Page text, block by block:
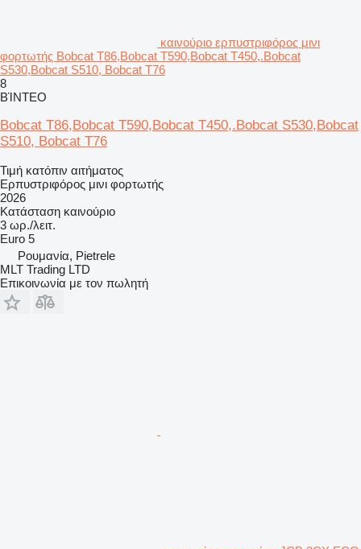
καινούριο ερπυστριφόρος μινι
φορτωτής Bobcat T86,Bobcat T590,Bobcat T450,.Bobcat
S530,Bobcat S510, Bobcat T76
8
ΒΊΝΤΕΟ
Bobcat T86,Bobcat T590,Bobcat T450,.Bobcat S530,Bobcat
S510, Bobcat T76
Τιμή κατόπιν αιτήματος
Ερπυστριφόρος μινι φορτωτής
2026
Κατάσταση καινούριο
3 ωρ./λειτ.
Euro 5
Ρουμανία, Pietrele
MLT Trading LTD
Επικοινωνία με τον πωλητή